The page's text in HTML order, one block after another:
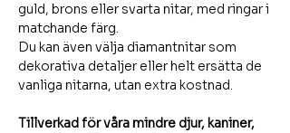
guld, brons eller svarta nitar, med ringar i
matchande färg.
Du kan även välja diamantnitar som
dekorativa detaljer eller helt ersätta de
vanliga nitarna, utan extra kostnad.
Tillverkad för våra mindre djur, kaniner,